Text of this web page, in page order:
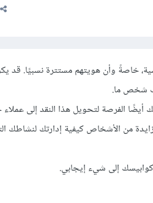
خاصةً وأن هويتهم مستترة نسبيًا.
شخص ما.
أيضًا الفرصة لتحويل هذا النقد إلى
من الأشخاص كيفية إدارتك لنشاطك
إلى شيء إيجابي.